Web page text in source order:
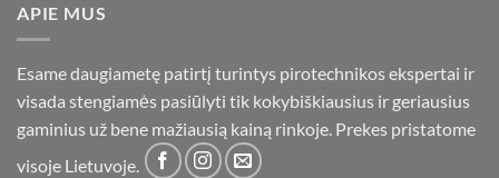
APIE MUS
Esame daugiametę patirtį turintys pirotechnikos ekspertai ir
visada stengiamės pasiūlyti tik kokybiškiausius ir geriausius
gaminius už bene mažiausią kainą rinkoje. Prekes pristatome
visoje Lietuvoje.